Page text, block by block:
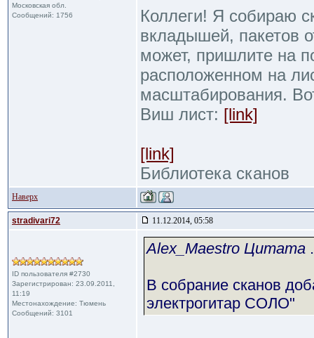
Московская обл.
Сообщений: 1756
Коллеги! Я собираю
вкладышей, пакетов
может, пришлите на
расположенном на
масштабирования.
Виш лист: [link]
[link]
Библиотека сканов
Наверх
stradivari72 11.12.2014, 05:58
ID пользователя #2730
Зарегистрирован: 23.09.2011,
11:19
Местонахождение: Тюмень
Сообщений: 3101
Alex_Maestro Цитата
В собрание сканов
электрогитар СОЛО"